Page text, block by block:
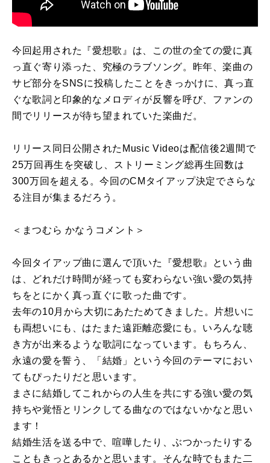
今回起用された『愛想歌』は、この世の全ての愛に真
っ直ぐ寄り添った、究極のラブソング。昨年、楽曲の
サビ部分をSNSに投稿したことをきっかけに、真っ直
ぐな歌詞と印象的なメロディが反響を呼び、ファンの
間でリリースが待ち望まれていた楽曲だ。
リリース同日公開されたMusic Videoは配信後2週間で
25万回再生を突破し、ストリーミング総再生回数は
300万回を超える。今回のCMタイアップ決定でさらな
る注目が集まるだろう。
＜まつむら かなうコメント＞
今回タイアップ曲に選んで頂いた『愛想歌』という曲
は、どれだけ時間が経っても変わらない強い愛の気持
ちをとにかく真っ直ぐに歌った曲です。
去年の10月から大切にあたためてきました。片想いに
も両想いにも、はたまた遠距離恋愛にも。いろんな聴
き方が出来るような歌詞になっています。もちろん、
永遠の愛を誓う、「結婚」という今回のテーマにおい
てもぴったりだと思います。
まさに結婚してこれからの人生を共にする強い愛の気
持ちや覚悟とリンクしてる曲なのではないかなと思い
ます！
結婚生活を送る中で、喧嘩したり、ぶつかったりする
こともきっとあるかと思います。そんな時でもまた二